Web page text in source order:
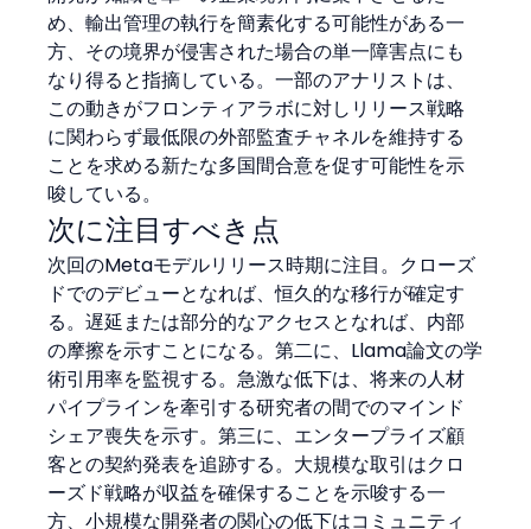
め、輸出管理の執行を簡素化する可能性がある一
方、その境界が侵害された場合の単一障害点にも
なり得ると指摘している。一部のアナリストは、
この動きがフロンティアラボに対しリリース戦略
に関わらず最低限の外部監査チャネルを維持する
ことを求める新たな多国間合意を促す可能性を示
唆している。
次に注目すべき点
次回のMetaモデルリリース時期に注目。クローズ
ドでのデビューとなれば、恒久的な移行が確定す
る。遅延または部分的なアクセスとなれば、内部
の摩擦を示すことになる。第二に、Llama論文の学
術引用率を監視する。急激な低下は、将来の人材
パイプラインを牽引する研究者の間でのマインド
シェア喪失を示す。第三に、エンタープライズ顧
客との契約発表を追跡する。大規模な取引はクロ
ーズド戦略が収益を確保することを示唆する一
方、小規模な開発者の関心の低下はコミュニティ